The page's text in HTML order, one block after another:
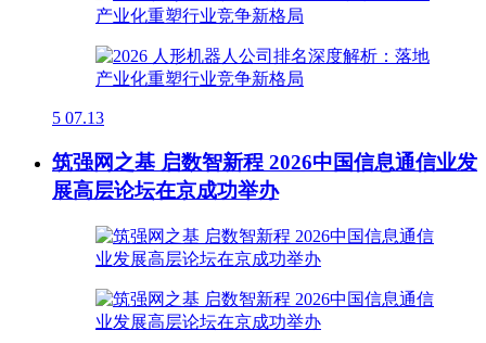
5 07.13
筑强网之基 启数智新程 2026中国信息通信业发
展高层论坛在京成功举办